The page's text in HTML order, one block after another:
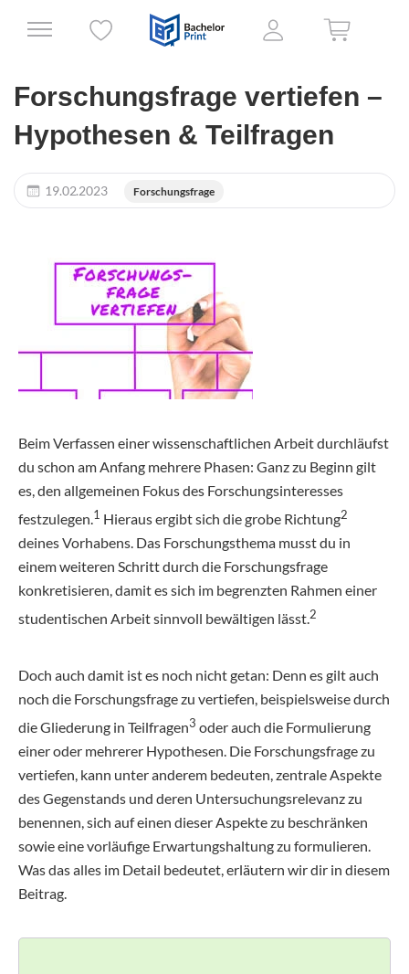
Forschungsfrage vertiefen –
Hypothesen & Teilfragen
19.02.2023 Forschungsfrage
Beim Verfassen einer wissenschaftlichen Arbeit durchläufst
du schon am Anfang mehrere Phasen: Ganz zu Beginn gilt
es, den allgemeinen Fokus des Forschungsinteresses
festzulegen.1 Hieraus ergibt sich die grobe Richtung2
deines Vorhabens. Das Forschungsthema musst du in
einem weiteren Schritt durch die Forschungsfrage
konkretisieren, damit es sich im begrenzten Rahmen einer
studentischen Arbeit sinnvoll bewältigen lässt.2
Doch auch damit ist es noch nicht getan: Denn es gilt auch
noch die Forschungsfrage zu vertiefen, beispielsweise durch
die Gliederung in Teilfragen3 oder auch die Formulierung
einer oder mehrerer Hypothesen. Die Forschungsfrage zu
vertiefen, kann unter anderem bedeuten, zentrale Aspekte
des Gegenstands und deren Untersuchungsrelevanz zu
benennen, sich auf einen dieser Aspekte zu beschränken
sowie eine vorläufige Erwartungshaltung zu formulieren.
Was das alles im Detail bedeutet, erläutern wir dir in diesem
Beitrag.